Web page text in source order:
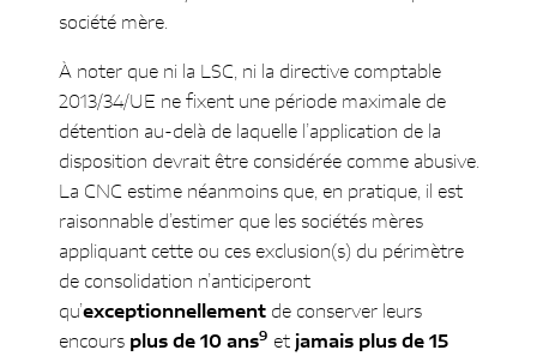
société mère.
À noter que ni la LSC, ni la directive comptable
2013/34/UE ne fixent une période maximale de
détention au-delà de laquelle l’application de la
disposition devrait être considérée comme abusive.
La CNC estime néanmoins que, en pratique, il est
raisonnable d’estimer que les sociétés mères
appliquant cette ou ces exclusion(s) du périmètre
de consolidation n’anticiperont
qu’exceptionnellement de conserver leurs
encours plus de 10 ans9 et jamais plus de 15